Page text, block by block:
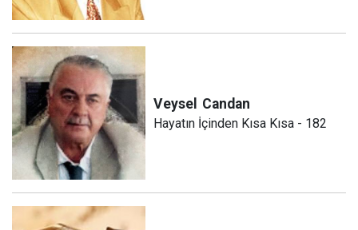
Veysel Candan
Hayatın İçinden Kısa Kısa - 182